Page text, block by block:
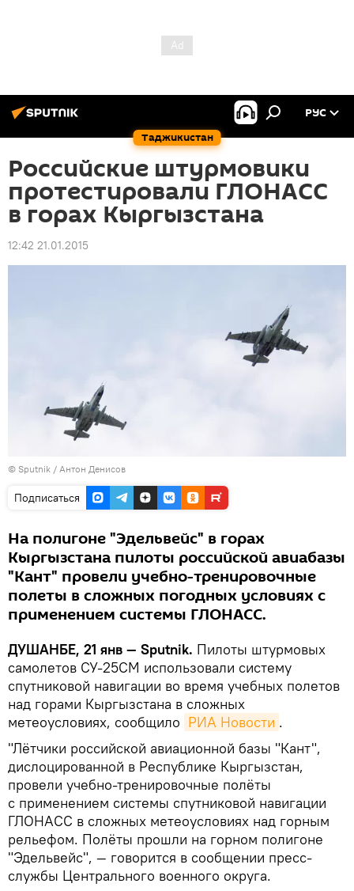
Таджикистан
РУС
Российские штурмовики
протестировали ГЛОНАСС
в горах Кыргызстана
12:42 21.01.2015
© Sputnik / Антон Денисов
Подписаться
На полигоне "Эдельвейс" в горах
Кыргызстана пилоты российской авиабазы
"Кант" провели учебно-тренировочные
полеты в сложных погодных условиях с
применением системы ГЛОНАСС.
ДУШАНБЕ, 21 янв — Sputnik. Пилоты штурмовых
самолетов СУ-25СМ использовали систему
спутниковой навигации во время учебных полетов
над горами Кыргызстана в сложных
метеоусловиях, сообщило РИА Новости .
"Лётчики российской авиационной базы "Кант",
дислоцированной в Республике Кыргызстан,
провели учебно-тренировочные полёты
с применением системы спутниковой навигации
ГЛОНАСС в сложных метеоусловиях над горным
рельефом. Полёты прошли на горном полигоне
"Эдельвейс", — говорится в сообщении пресс-
службы Центрального военного округа.